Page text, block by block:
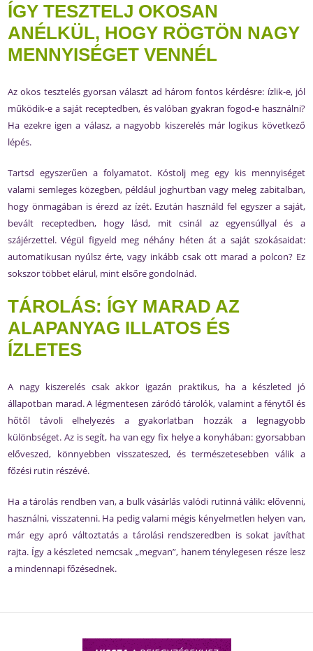
ÍGY TESZTELJ OKOSAN
ANÉLKÜL, HOGY RÖGTÖN NAGY
MENNYISÉGET VENNÉL
Az okos tesztelés gyorsan választ ad három fontos kérdésre: ízlik-e, jól
működik-e a saját receptedben, és valóban gyakran fogod-e használni?
Ha ezekre igen a válasz, a nagyobb kiszerelés már logikus következő
lépés.
Tartsd egyszerűen a folyamatot. Kóstolj meg egy kis mennyiséget
valami semleges közegben, például joghurtban vagy meleg zabitalban,
hogy önmagában is érezd az ízét. Ezután használd fel egyszer a saját,
bevált receptedben, hogy lásd, mit csinál az egyensúllyal és a
szájérzettel. Végül figyeld meg néhány héten át a saját szokásaidat:
automatikusan nyúlsz érte, vagy inkább csak ott marad a polcon? Ez
sokszor többet elárul, mint elsőre gondolnád.
TÁROLÁS: ÍGY MARAD AZ
ALAPANYAG ILLATOS ÉS
ÍZLETES
A nagy kiszerelés csak akkor igazán praktikus, ha a készleted jó
állapotban marad. A légmentesen záródó tárolók, valamint a fénytől és
hőtől távoli elhelyezés a gyakorlatban hozzák a legnagyobb
különbséget. Az is segít, ha van egy fix helye a konyhában: gyorsabban
előveszed, könnyebben visszateszed, és természetesebben válik a
főzési rutin részévé.
Ha a tárolás rendben van, a bulk vásárlás valódi rutinná válik: elővenni,
használni, visszatenni. Ha pedig valami mégis kényelmetlen helyen van,
már egy apró változtatás a tárolási rendszeredben is sokat javíthat
rajta. Így a készleted nemcsak „megvan”, hanem ténylegesen része lesz
a mindennapi főzésednek.